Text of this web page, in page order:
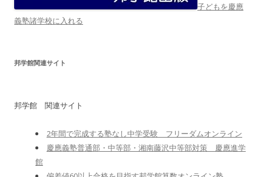
子どもを慶應
義塾諸学校に入れる
邦学館関連サイト
邦学館 関連サイト
2年間で完成する塾なし中学受験 フリーダムオンライン
慶應義塾普通部・中等部・湘南藤沢中等部対策 慶應進学
館